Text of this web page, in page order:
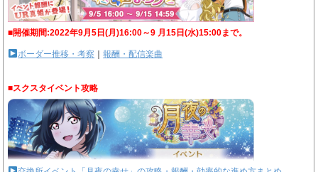
■開催期間:2022年9月5日(月)16:00～9 月15日(水)15:00まで。
ボーダー推移・考察 ｜報酬・配信楽曲
■スクスタイベント攻略